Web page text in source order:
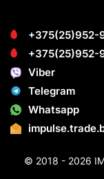
+375(25)952-
+375(25)952-
Viber
Telegram
Whatsapp
© 2018 - 2026